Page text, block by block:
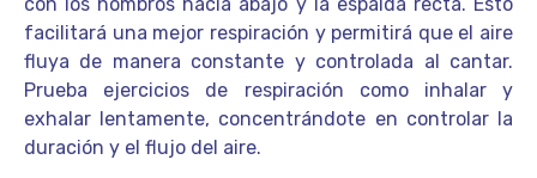
facilitará una mejor respiración y permitirá que el aire
fluya de manera constante y controlada al cantar.
Prueba ejercicios de respiración como inhalar y
exhalar lentamente, concentrándote en controlar la
duración y el flujo del aire.